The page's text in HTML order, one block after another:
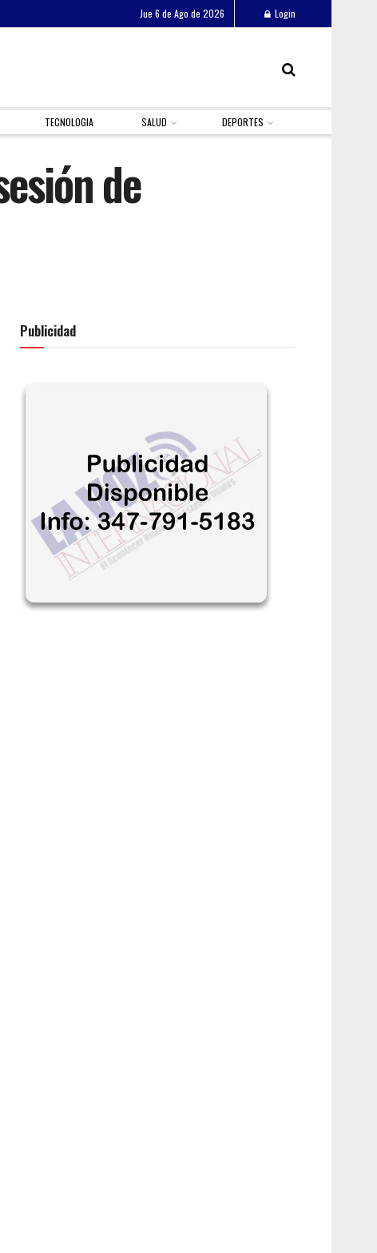
Jue 6 de Ago de 2026 Login
TECNOLOGIA SALUD DEPORTES
de
Publicidad